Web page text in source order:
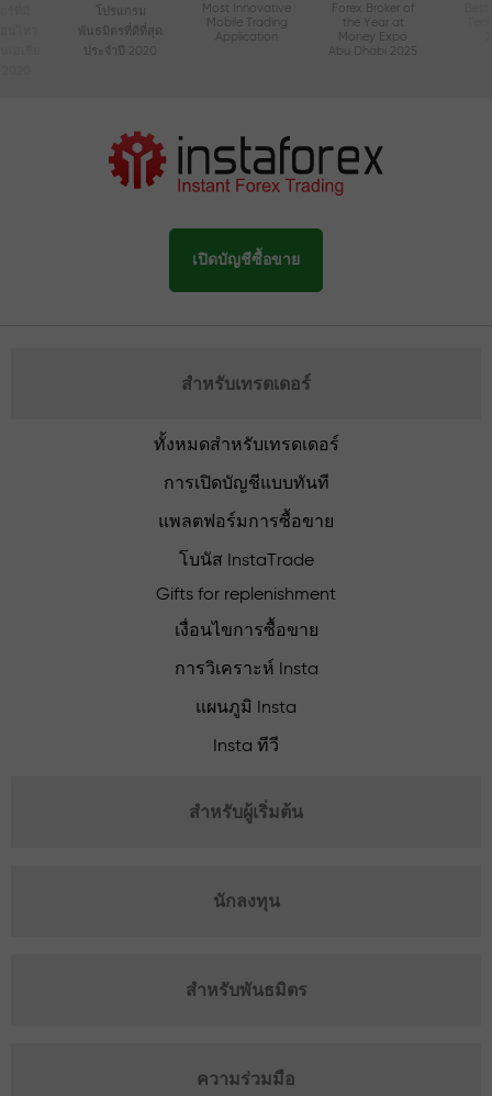
โปรแกรม
พันธมิตรที่ดีที่สุด
ประจำปี 2020
Most Innovative
Mobile Trading
Application
Forex Broker of
the Year at
Money Expo
Abu Dhabi 2025
เปิดบัญชีซื้อขาย
สำหรับเทรดเดอร์
ทั้งหมดสำหรับเทรดเดอร์
การเปิดบัญชีแบบทันที
แพลตฟอร์มการซื้อขาย
โบนัส InstaTrade
Gifts for replenishment
เงื่อนไขการซื้อขาย
การวิเคราะห์ Insta
แผนภูมิ Insta
Insta ทีวี
สำหรับผู้เริ่มต้น
นักลงทุน
สำหรับพันธมิตร
ความร่วมมือ